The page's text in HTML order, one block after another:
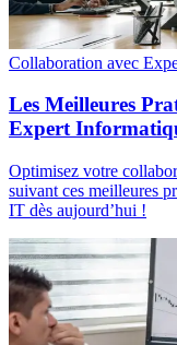
Collaboration avec
Les Meilleures
Expert
Optimisez votre
suivant ces meilleures
IT dès aujourd’hui !